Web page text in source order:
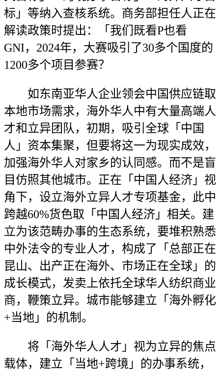
标」等纳入查核系统。商务部担任人正在
解读政策时提出：「我们既看P也看
GNI，2024年，大赛吸引了30多个国度的
1200多个项目参赛？
如东南亚华人企业领会中国供应链取
本地市场需求，海外华人中有大量高端人
才和立异团队，初期，吸引全球「中国
人」资本集聚，但要将这一为现实成效，
加强海外华人对家乡的认同感。而不是盲
目仿照其他城市。正在「中国人经济」视
角下，设立海外立异人才专项基金，此中
跨越60%货色取「中国人经济」相关。建
立为该范畴办事的生态系统，要堆积熟悉
中外法令的专业人才，构成了「总部正在
昆山、出产正在海外、市场正在全球」的
成长模式，发卖上依托全球华人纺织商业
商，鞭策立异。城市能够建立「海外孵化
+当地」的机制。
将「海外华人人才」视为立异的焦点
载体，建立「当地+跨境」的办事系统，